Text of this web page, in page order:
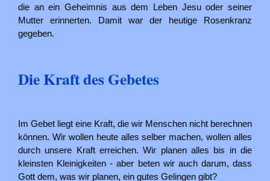
die an ein Geheimnis aus dem Leben Jesu oder seiner
Mutter erinnerten. Damit war der heutige Rosenkranz
gegeben.
Die Kraft des Gebetes
Im Gebet liegt eine Kraft, die wir Menschen nicht berechnen
können. Wir wollen heute alles selber machen, wollen alles
durch unsere Kraft erreichen. Wir planen alles bis in die
kleinsten Kleinigkeiten - aber beten wir auch darum, dass
Gott dem, was wir planen, ein gutes Gelingen gibt?